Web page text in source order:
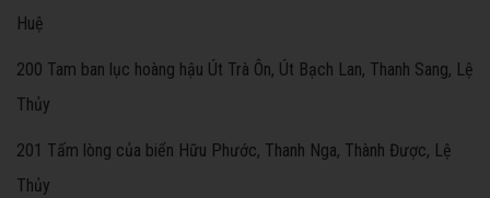
Huệ
200 Tam ban lục hoàng hậu Út Trà Ôn, Út Bạch Lan, Thanh Sang, Lệ
Thủy
201 Tấm lòng của biển Hữu Phước, Thanh Nga, Thành Được, Lệ
Thủy